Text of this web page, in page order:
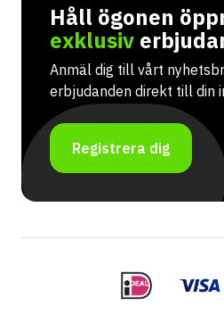
Håll ögonen
exklusiv
Anmäl dig till vårt
erbjudanden direkt till din
Registrera dig